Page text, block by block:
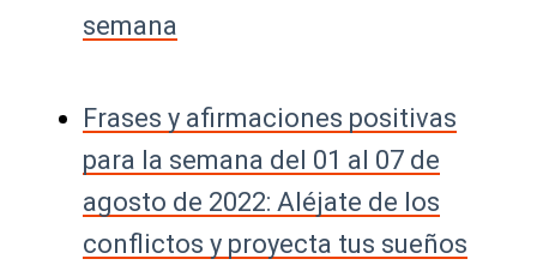
semana
Frases y afirmaciones positivas
para la semana del 01 al 07 de
agosto de 2022: Aléjate de los
conflictos y proyecta tus sueños